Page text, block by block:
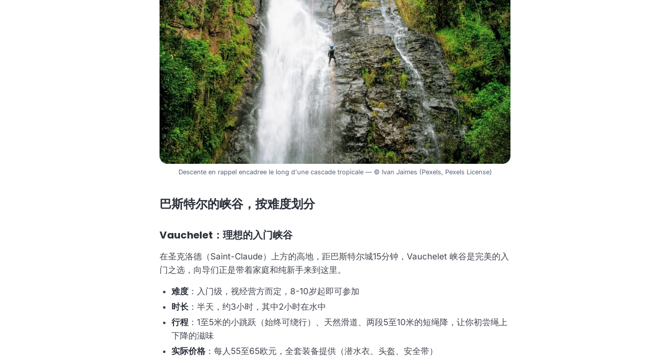
Descente en rappel encadree le long d'une cascade tropicale — © Ivan Jaimes (Pexels, Pexels License)
巴斯特尔的峡谷，按难度划分
Vauchelet：理想的入门峡谷
在圣克洛德（Saint-Claude）上方的高地，距巴斯特尔城15分钟，Vauchelet 峡谷是完美的入
门之选，向导们正是带着家庭和纯新手来到这里。
难度 ：入门级，视经营方而定，8-10岁起即可参加
时长 ：半天，约3小时，其中2小时在水中
行程 ：1至5米的小跳跃（始终可绕行）、天然滑道、两段5至10米的短绳降，让你初尝绳上
下降的滋味
实际价格 ：每人55至65欧元，全套装备提供（潜水衣、头盔、安全带）